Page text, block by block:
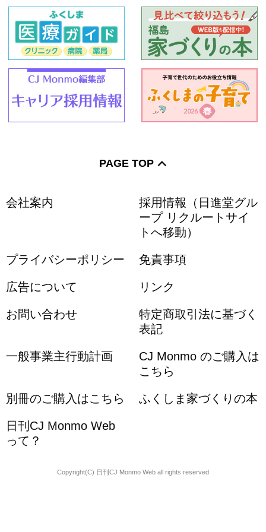
PAGE TOP
会社案内
採用情報（日進堂グル
ープ リクルートサイ
トへ移動）
プライバシーポリシー 免責事項
広告について リンク
お問い合わせ
特定商取引法に基づく
表記
一般事業主行動計画
CJ Monmo のご購入は
こちら
別冊のご購入はこちら ふくしま家づくりの本
日刊CJ Monmo Web
って？
Copyright(C) 日刊CJ Monmo Web all rights reserved